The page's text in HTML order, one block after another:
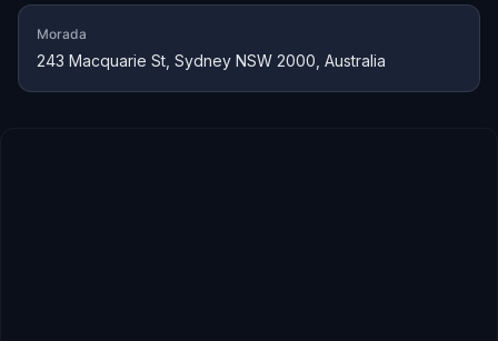
Morada
243 Macquarie St, Sydney NSW 2000, Australia